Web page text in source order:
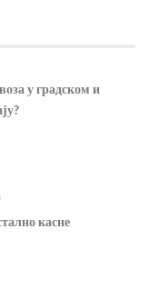
у градском и
касне